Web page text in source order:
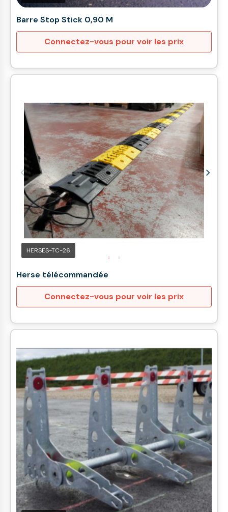
Barre Stop Stick 0,90 M
Connectez-vous pour voir les prix
HERSES-TC-26
Herse télécommandée
Connectez-vous pour voir les prix